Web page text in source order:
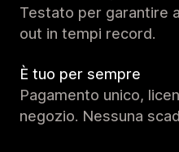
Testato per garantire
out in tempi record.
È tuo per sempre
Pagamento unico,
negozio. Nessuna